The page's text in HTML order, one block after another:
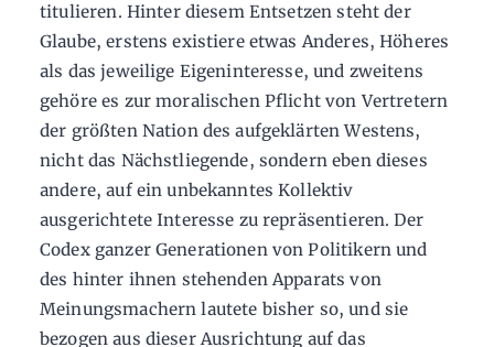
titulieren. Hinter diesem Entsetzen steht der
Glaube, erstens existiere etwas Anderes, Höheres
als das jeweilige Eigeninteresse, und zweitens
gehöre es zur moralischen Pflicht von Vertretern
der größten Nation des aufgeklärten Westens,
nicht das Nächstliegende, sondern eben dieses
andere, auf ein unbekanntes Kollektiv
ausgerichtete Interesse zu repräsentieren. Der
Codex ganzer Generationen von Politikern und
des hinter ihnen stehenden Apparats von
Meinungsmachern lautete bisher so, und sie
bezogen aus dieser Ausrichtung auf das